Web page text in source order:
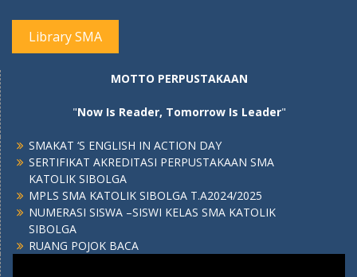
Library SMA
MOTTO PERPUSTAKAAN
"Now Is Reader, Tomorrow Is Leader"
SMAKAT ‘S ENGLISH IN ACTION DAY
SERTIFIKAT AKREDITASI PERPUSTAKAAN SMA
KATOLIK SIBOLGA
MPLS SMA KATOLIK SIBOLGA T.A2024/2025
NUMERASI SISWA –SISWI KELAS SMA KATOLIK
SIBOLGA
RUANG POJOK BACA